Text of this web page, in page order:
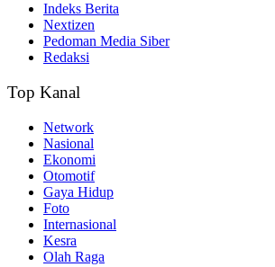
Indeks Berita
Nextizen
Pedoman Media Siber
Redaksi
Top Kanal
Network
Nasional
Ekonomi
Otomotif
Gaya Hidup
Foto
Internasional
Kesra
Olah Raga